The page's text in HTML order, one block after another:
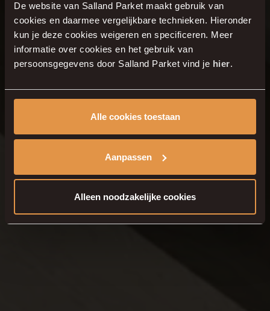
De website van Salland Parket maakt gebruik van
cookies en daarmee vergelijkbare technieken. Hieronder
kun je deze cookies weigeren en specificeren. Meer
informatie over cookies en het gebruik van
persoonsgegevens door Salland Parket vind je hier.
Alle cookies toestaan
Aanpassen
Alleen noodzakelijke cookies
Real
Dutch
Floor